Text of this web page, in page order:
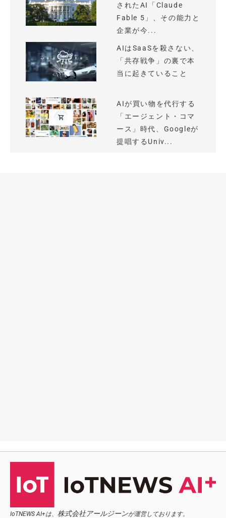
されたAI「Claude
Fable 5」、その能力と
企業が今...
AIはSaaSを殺さない、
「共存戦争」の裏で本
当に起きていること
AIが買い物を代行する
「エージェント・コマ
ース」時代、Googleが
提唱するUniv...
IoTNEWS AI+は、 株式会社アールジーンが運営しております。